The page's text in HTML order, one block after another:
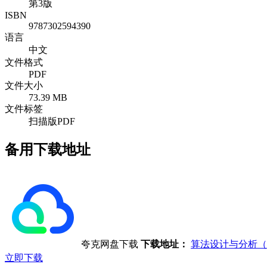
第3版
ISBN
9787302594390
语言
中文
文件格式
PDF
文件大小
73.39 MB
文件标签
扫描版PDF
备用下载地址
夸克网盘下载 下载地址： 算法设计与分析
立即下载